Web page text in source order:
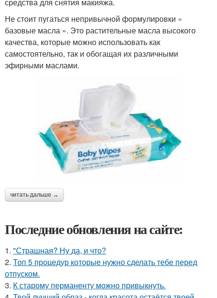
средства для снятия макияжа.
Не стоит пугаться непривычной формулировки «
базовые масла ». Это растительные масла высокого
качества, которые можно использовать как
самостоятельно, так и обогащая их различными
эфирными маслами.
читать дальше →
Последние обновления на сайте:
1. "Страшная? Ну да, и что?
2. Топ 5 процедур которые нужно сделать тебе перед
отпуском.
3. К старому перманенту можно привыкнуть.